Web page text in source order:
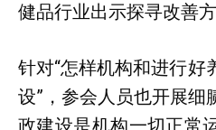
健品行业出示探寻改善方
针对“怎样机构和进行好
设”，参会人员也开展细
政建设是机构一切正常